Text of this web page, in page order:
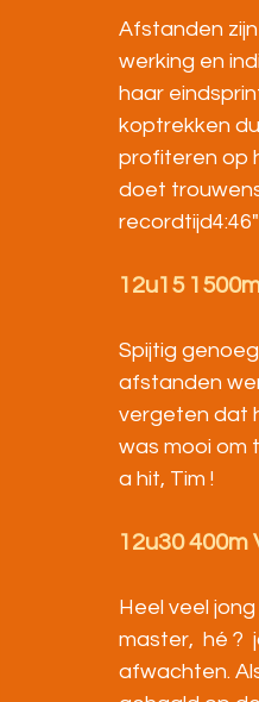
Afstanden
werking en
haar
koptrekken
profiteren op
doet
12u15
Spijtig
afstanden
vergeten dat
was mooi om
a hit, Tim !
12u30 400m
Heel veel
master,  hé ?
afwachten.